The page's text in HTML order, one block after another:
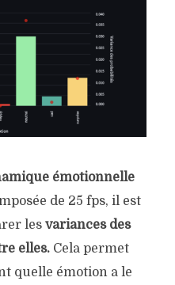
émotionnelle
de 25 fps, il est
les variances des
elles.Cela permet
quelle émotion a le